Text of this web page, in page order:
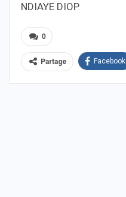
NDIAYE DIOP
0
Partage Facebook